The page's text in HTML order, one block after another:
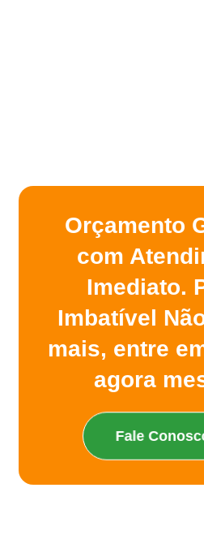
Orçamento
com
Imediato.
Imbatível
mais, entre
agora
Fale